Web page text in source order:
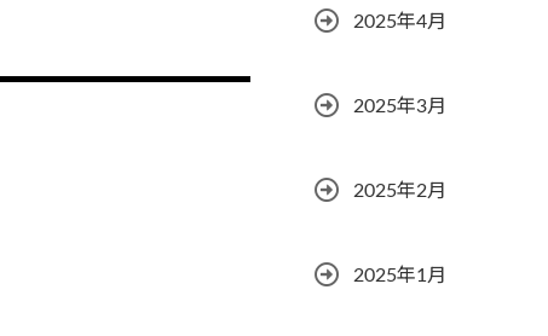
2025年4月
2025年3月
2025年2月
2025年1月